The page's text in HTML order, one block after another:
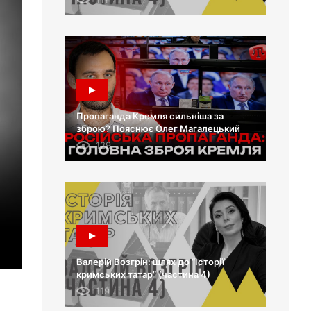
Пропаганда Кремля сильніша за
зброю? Пояснює Олег Магалецький
129
Валерій Возгрін: шлях до “Історії
кримських татар” (частина 4)
119